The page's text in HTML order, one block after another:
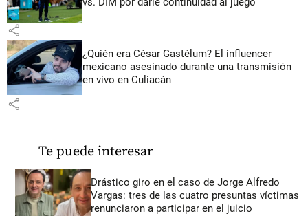
share
¿Quién era César Gastélum? El influencer
mexicano asesinado durante una transmisión
en vivo en Culiacán
share
Te puede interesar
Drástico giro en el caso de Jorge Alfredo
Vargas: tres de las cuatro presuntas víctimas
renunciaron a participar en el juicio